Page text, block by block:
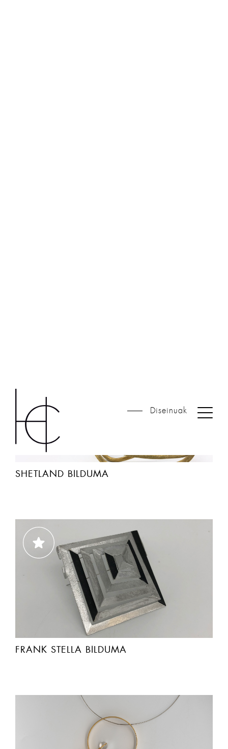
SHETLAND BILDUMA
FRANK STELLA BILDUMA